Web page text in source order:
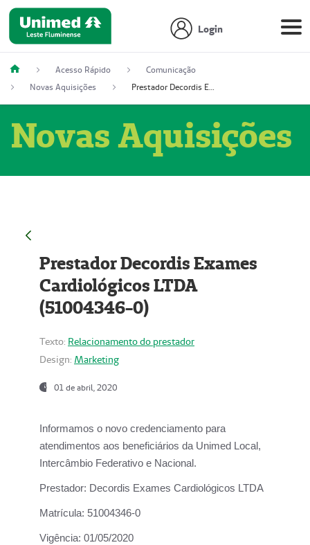
Login
Acesso Rápido
Comunicação
Novas Aquisições
Prestador Decordis Exames Cardiológicos LTDA (51004346-0)
Novas Aquisições
Prestador Decordis Exames
Cardiológicos LTDA
(51004346-0)
Texto: Relacionamento do prestador
Design: Marketing
01 de abril, 2020
Informamos o novo credenciamento para
atendimentos aos beneficiários da Unimed Local,
Intercâmbio Federativo e Nacional.
Prestador: Decordis Exames Cardiológicos LTDA
Matrícula: 51004346-0
Vigência: 01/05/2020